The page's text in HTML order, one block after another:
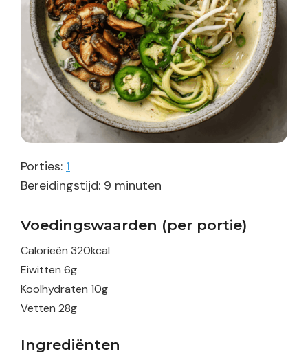
Porties: 1
Bereidingstijd: 9 minuten
minuten
Voedingswaarden (per portie)
Calorieën 320kcal
Eiwitten 6g
Koolhydraten 10g
Vetten 28g
Ingrediënten